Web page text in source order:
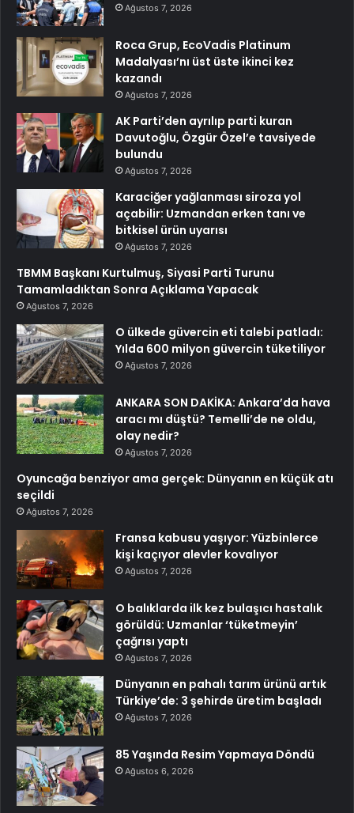
Ağustos 7, 2026
Roca Grup, EcoVadis Platinum
Madalyası’nı üst üste ikinci kez
kazandı
Ağustos 7, 2026
AK Parti’den ayrılıp parti kuran
Davutoğlu, Özgür Özel’e tavsiyede
bulundu
Ağustos 7, 2026
Karaciğer yağlanması siroza yol
açabilir: Uzmandan erken tanı ve
bitkisel ürün uyarısı
Ağustos 7, 2026
TBMM Başkanı Kurtulmuş, Siyasi Parti Turunu
Tamamladıktan Sonra Açıklama Yapacak
Ağustos 7, 2026
O ülkede güvercin eti talebi patladı:
Yılda 600 milyon güvercin tüketiliyor
Ağustos 7, 2026
ANKARA SON DAKİKA: Ankara’da hava
aracı mı düştü? Temelli’de ne oldu,
olay nedir?
Ağustos 7, 2026
Oyuncağa benziyor ama gerçek: Dünyanın en küçük atı
seçildi
Ağustos 7, 2026
Fransa kabusu yaşıyor: Yüzbinlerce
kişi kaçıyor alevler kovalıyor
Ağustos 7, 2026
O balıklarda ilk kez bulaşıcı hastalık
görüldü: Uzmanlar ‘tüketmeyin’
çağrısı yaptı
Ağustos 7, 2026
Dünyanın en pahalı tarım ürünü artık
Türkiye’de: 3 şehirde üretim başladı
Ağustos 7, 2026
85 Yaşında Resim Yapmaya Döndü
Ağustos 6, 2026